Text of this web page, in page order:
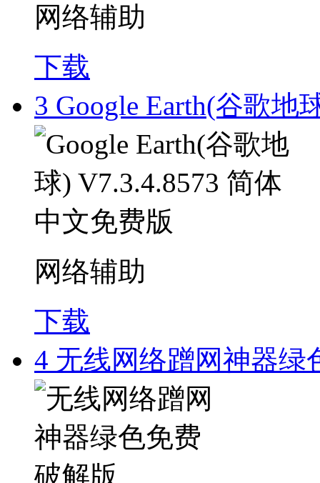
网络辅助
下载
3 Google Earth(谷歌地
网络辅助
下载
4 无线网络蹭网神器绿